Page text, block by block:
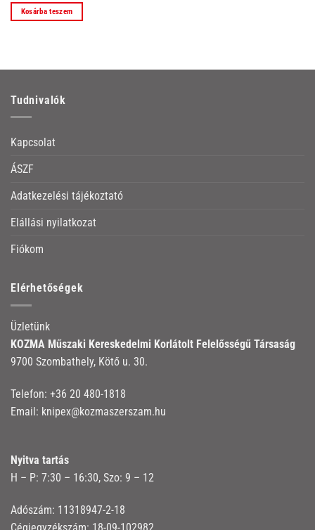
Kosárba teszem
Tudnivalók
Kapcsolat
ÁSZF
Adatkezelési tájékoztató
Elállási nyilatkozat
Fiókom
Elérhetőségek
Üzletünk
KOZMA Műszaki Kereskedelmi Korlátolt Felelősségű Társaság
9700 Szombathely, Kötő u. 30.
Telefon: +36 20 480-1818
Email: knipex@kozmaszerszam.hu
Nyitva tartás
H – P: 7:30 – 16:30, Szo: 9 – 12
Adószám: 11318947-2-18